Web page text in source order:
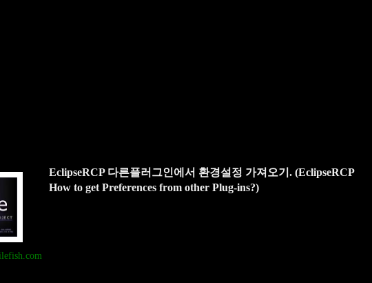
EclipseRCP 다른플러그인에서 환경설정 가져오기. (EclipseRCP
How to get Preferences from other Plug-ins?)